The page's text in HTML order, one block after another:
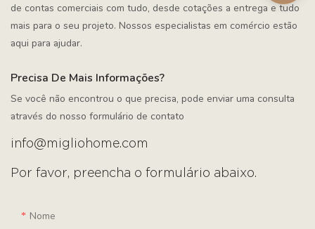
de contas comerciais com tudo, desde cotações a entrega e tudo
mais para o seu projeto. Nossos especialistas em comércio estão
aqui para ajudar.
Precisa De Mais Informações?
Se você não encontrou o que precisa, pode enviar uma consulta
através do nosso formulário de contato
info@migliohome.com
Por favor, preencha o formulário abaixo.
Nome